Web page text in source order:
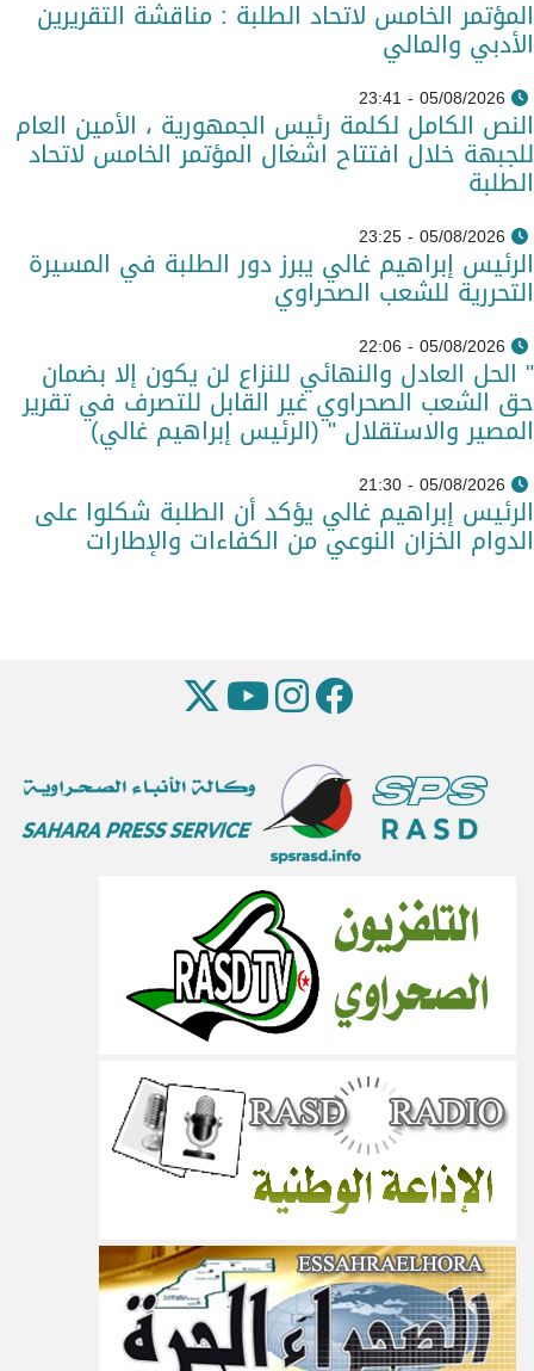
المؤتمر الخامس لاتحاد الطلبة : مناقشة التقريرين
الأدبي والمالي
05/08/2026 - 23:41
النص الكامل لكلمة رئيس الجمهورية ، الأمين العام
للجبهة خلال افتتاح اشغال المؤتمر الخامس لاتحاد
الطلبة
05/08/2026 - 23:25
الرئيس إبراهيم غالي يبرز دور الطلبة في المسيرة
التحررية للشعب الصحراوي
05/08/2026 - 22:06
" الحل العادل والنهائي للنزاع لن يكون إلا بضمان
حق الشعب الصحراوي غير القابل للتصرف في تقرير
المصير والاستقلال " (الرئيس إبراهيم غالي)
05/08/2026 - 21:30
الرئيس إبراهيم غالي يؤكد أن الطلبة شكلوا على
الدوام الخزان النوعي من الكفاءات والإطارات